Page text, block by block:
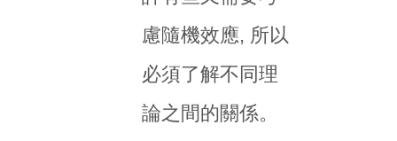
慮隨機效應, 所以
必須了解不同理
論之間的關係。